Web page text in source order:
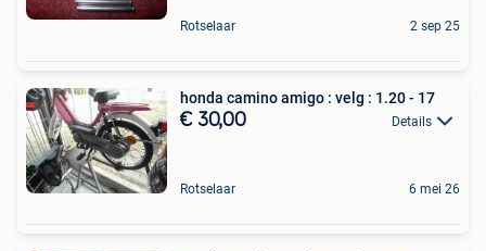
Rotselaar 2 sep 25
honda camino amigo : velg : 1.20 - 17
€ 30,00 Details
Rotselaar 6 mei 26